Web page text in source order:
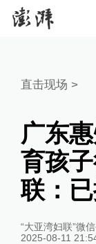
直击现场 >
广东
育孩
联：
“大亚湾妇联”微
2025-08-11